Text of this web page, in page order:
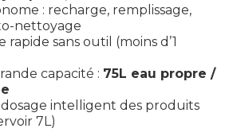
: recharge, remplissage,
nettoyage
rapide sans outil (moins d’1
capacité : 75L eau propre /
intelligent des produits
7L)